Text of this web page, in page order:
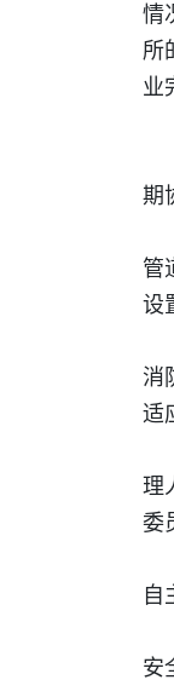
情
所
业
期
管
设
消
适
理
委
自
安